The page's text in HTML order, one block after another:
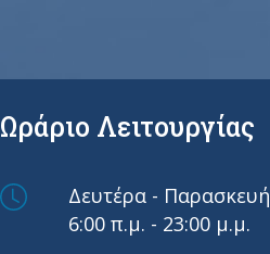
Ωράριο Λειτουργίας
Δευτέρα - Παρασκευή
6:00 π.μ. - 23:00 μ.μ.